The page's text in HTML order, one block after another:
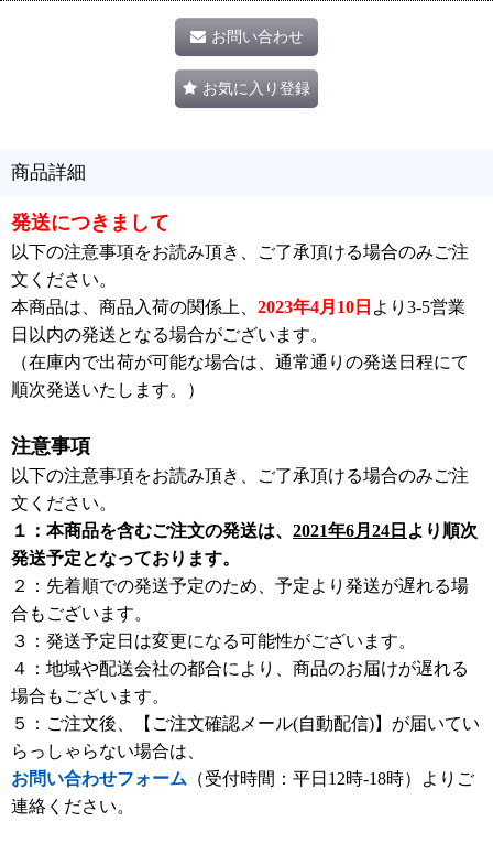
お問い合わせ
お気に入り登録
商品詳細
発送につきまして
以下の注意事項をお読み頂き、ご了承頂ける場合のみご注
文ください。
本商品は、商品入荷の関係上、 2023年4月10日 より3-5営業
日以内の発送となる場合がございます。
（在庫内で出荷が可能な場合は、通常通りの発送日程にて
順次発送いたします。）
注意事項
以下の注意事項をお読み頂き、ご了承頂ける場合のみご注
文ください。
１：本商品を含むご注文の発送は、 2021年6月24日 より順次
発送予定となっております。
２：先着順での発送予定のため、予定より発送が遅れる場
合もございます。
３：発送予定日は変更になる可能性がございます。
４：地域や配送会社の都合により、商品のお届けが遅れる
場合もございます。
５：ご注文後、【ご注文確認メール(自動配信)】が届いてい
らっしゃらない場合は、
お問い合わせフォーム （受付時間：平日12時-18時）よりご
連絡ください。